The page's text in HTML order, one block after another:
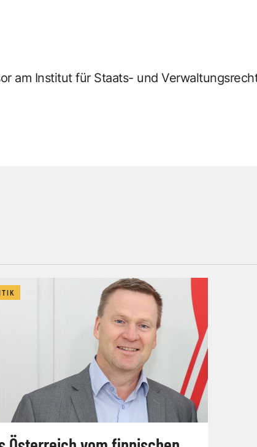
am Institut für Staats- und